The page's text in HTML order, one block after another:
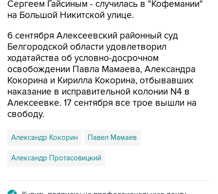
Сергеем Гайсиным - случилась в "Кофемании"
на Большой Никитской улице.
6 сентября Алексеевский районный суд
Белгородской области удовлетворил
ходатайства об условно-досрочном
освобождении Павла Мамаева, Александра
Кокорина и Кирилла Кокорина, отбывавших
наказание в исправительной колонии N4 в
Алексеевке. 17 сентября все трое вышли на
свободу.
Александр Кокорин Павел Мамаев
Александр Протасовицкий